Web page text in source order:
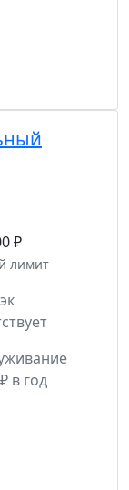
₽
лимит
в год